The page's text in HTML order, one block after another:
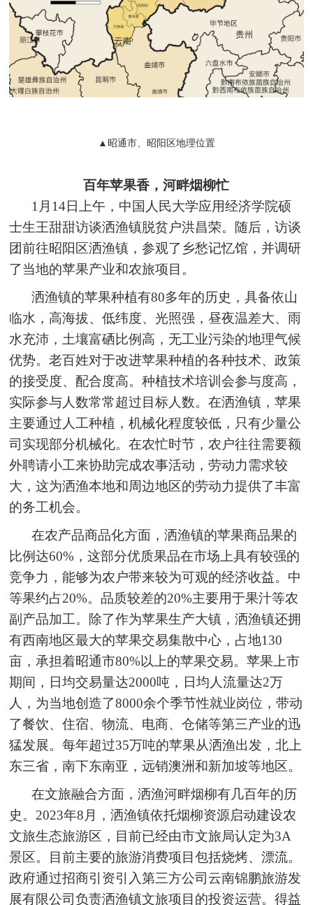
▲昭通市、昭阳区地理位置
百年苹果香，河畔烟柳忙
1月14日上午，中国人民大学应用经济学院硕
士生王甜甜访谈洒渔镇脱贫户洪昌荣。随后，访谈
团前往昭阳区洒渔镇，参观了乡愁记忆馆，并调研
了当地的苹果产业和农旅项目。
洒渔镇的苹果种植有80多年的历史，具备依山
临水，高海拔、低纬度、光照强，昼夜温差大、雨
水充沛，土壤富硒比例高，无工业污染的地理气候
优势。老百姓对于改进苹果种植的各种技术、政策
的接受度、配合度高。种植技术培训会参与度高，
实际参与人数常常超过目标人数。在洒渔镇，苹果
主要通过人工种植，机械化程度较低，只有少量公
司实现部分机械化。在农忙时节，农户往往需要额
外聘请小工来协助完成农事活动，劳动力需求较
大，这为洒渔本地和周边地区的劳动力提供了丰富
的务工机会。
在农产品商品化方面，洒渔镇的苹果商品果的
比例达60%，这部分优质果品在市场上具有较强的
竞争力，能够为农户带来较为可观的经济收益。中
等果约占20%。品质较差的20%主要用于果汁等农
副产品加工。除了作为苹果生产大镇，洒渔镇还拥
有西南地区最大的苹果交易集散中心，占地130
亩，承担着昭通市80%以上的苹果交易。苹果上市
期间，日均交易量达2000吨，日均人流量达2万
人，为当地创造了8000余个季节性就业岗位，带动
了餐饮、住宿、物流、电商、仓储等第三产业的迅
猛发展。每年超过35万吨的苹果从洒渔出发，北上
东三省，南下东南亚，远销澳洲和新加坡等地区。
在文旅融合方面，洒渔河畔烟柳有几百年的历
史。2023年8月，洒渔镇依托烟柳资源启动建设农
文旅生态旅游区，目前已经由市文旅局认定为3A
景区。目前主要的旅游消费项目包括烧烤、漂流。
政府通过招商引资引入第三方公司云南锦鹏旅游发
展有限公司负责洒渔镇文旅项目的投资运营。得益